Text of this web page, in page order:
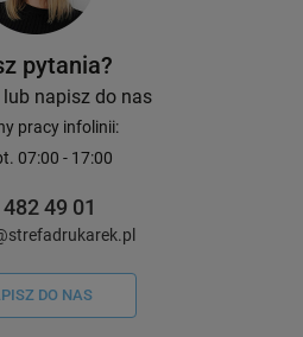
pytania?
napisz do nas
pracy infolinii:
07:00 - 17:00
49 01
DO NAS